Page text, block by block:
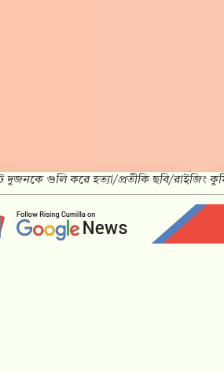
দুজনকে গুলি করে হত্যা/প্রতীকি ছবি/রাইজিং